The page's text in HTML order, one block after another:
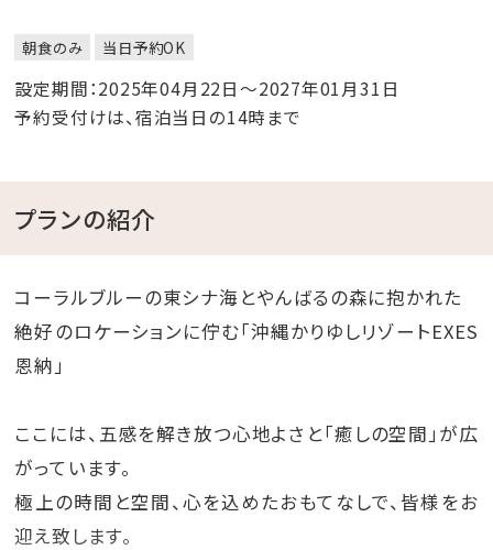
朝食のみ 当日予約OK
設定期間：2025年04月22日～2027年01月31日
予約受付けは、宿泊当日の14時まで
プランの紹介
コーラルブルーの東シナ海とやんばるの森に抱かれた
絶好のロケーションに佇む「沖縄かりゆしリゾートEXES
恩納」
ここには、五感を解き放つ心地よさと「癒しの空間」が広
がっています。
極上の時間と空間、心を込めたおもてなしで、皆様をお
迎え致します。